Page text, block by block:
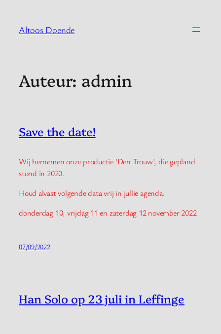
Altoos Doende
Auteur: admin
Save the date!
Wij hernemen onze productie ‘Den Trouw’, die gepland
stond in 2020.
Houd alvast volgende data vrij in jullie agenda:
donderdag 10, vrijdag 11 en zaterdag 12 november 2022
07/09/2022
Han Solo op 23 juli in Leffinge